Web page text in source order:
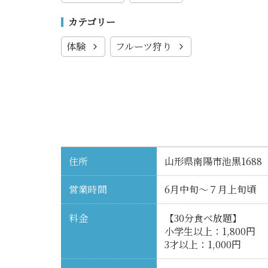
カテゴリー
体験
フルーツ狩り
住所 山形県南陽市池黒1688
営業時間 6月中旬～７月上旬頃
料金
【30分食べ放題】
小学生以上：1,800円
3才以上：1,000円